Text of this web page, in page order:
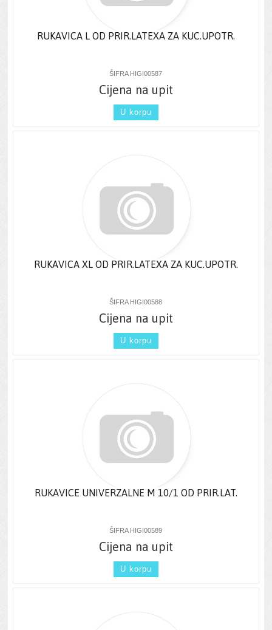
RUKAVICA L OD PRIR.LATEXA ZA KUC.UPOTR.
ŠIFRA HIGI00587
Cijena na upit
U korpu
RUKAVICA XL OD PRIR.LATEXA ZA KUC.UPOTR.
ŠIFRA HIGI00588
Cijena na upit
U korpu
RUKAVICE UNIVERZALNE M 10/1 OD PRIR.LAT.
ŠIFRA HIGI00589
Cijena na upit
U korpu